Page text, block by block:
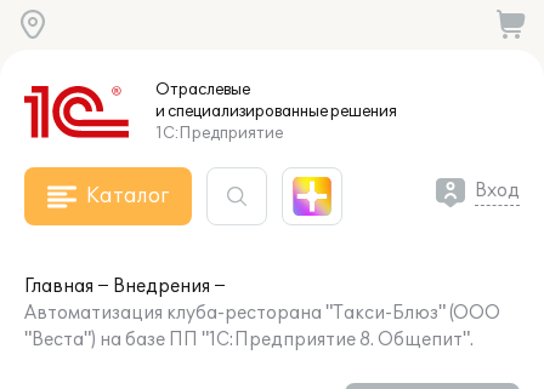
Отраслевые
и специализированныерешения
1С:Предприятие
Каталог Вход
Главная
Внедрения
Автоматизация клуба-ресторана "Такси-Блюз" (ООО
"Веста") на базе ПП "1С:Предприятие 8. Общепит".